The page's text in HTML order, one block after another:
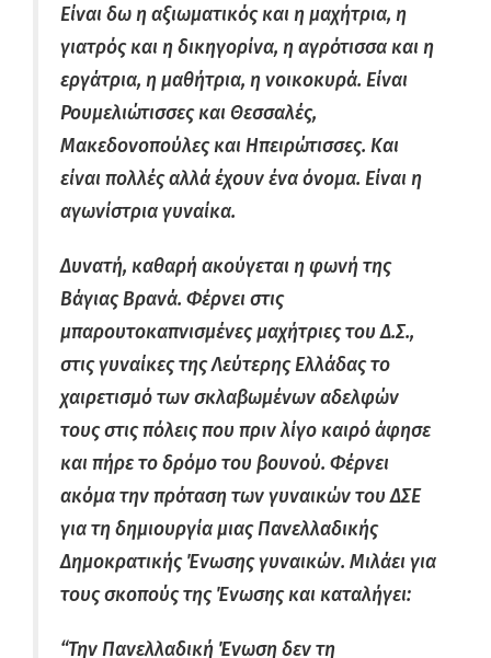
Είναι δω η αξιωματικός και η μαχήτρια, η
γιατρός και η δικηγορίνα, η αγρότισσα και η
εργάτρια, η μαθήτρια, η νοικοκυρά. Είναι
Ρουμελιώτισσες και Θεσσαλές,
Μακεδονοπούλες και Ηπειρώτισσες. Και
είναι πολλές αλλά έχουν ένα όνομα. Είναι η
αγωνίστρια γυναίκα.
Δυνατή, καθαρή ακούγεται η φωνή της
Βάγιας Βρανά. Φέρνει στις
μπαρουτοκαπνισμένες μαχήτριες του Δ.Σ.,
στις γυναίκες της Λεύτερης Ελλάδας το
χαιρετισμό των σκλαβωμένων αδελφών
τους στις πόλεις που πριν λίγο καιρό άφησε
και πήρε το δρόμο του βουνού. Φέρνει
ακόμα την πρόταση των γυναικών του ΔΣΕ
για τη δημιουργία μιας Πανελλαδικής
Δημοκρατικής Ένωσης γυναικών. Μιλάει για
τους σκοπούς της Ένωσης και καταλήγει:
“Την Πανελλαδική Ένωση δεν τη